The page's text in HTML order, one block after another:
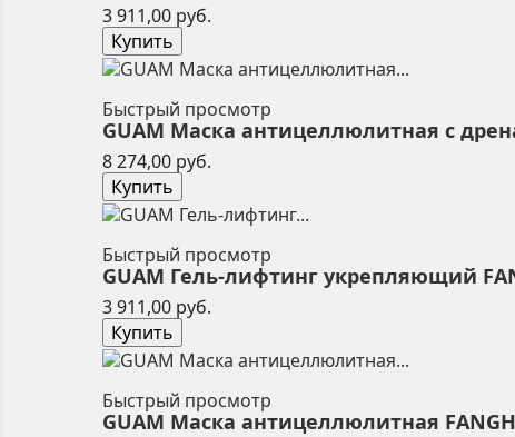
3 911,00 руб.
Купить
Быстрый просмотр
GUAM Маска антицеллюлитная с
8 274,00 руб.
Купить
Быстрый просмотр
GUAM Гель-лифтинг укрепляющий
3 911,00 руб.
Купить
Быстрый просмотр
GUAM Маска антицеллюлитная FANGHI